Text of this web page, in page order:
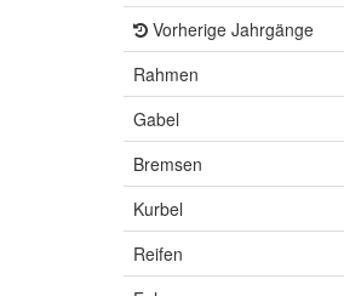
Vorherige Jahrgänge
Rahmen
Gabel
Bremsen
Kurbel
Reifen